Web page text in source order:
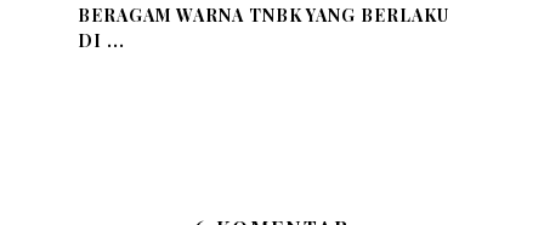
BERAGAM WARNA TNBK YANG BERLAKU
DI ...